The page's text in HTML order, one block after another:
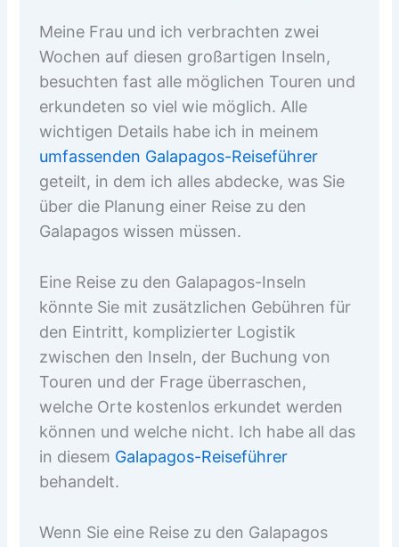
Meine Frau und ich verbrachten zwei
Wochen auf diesen großartigen Inseln,
besuchten fast alle möglichen Touren und
erkundeten so viel wie möglich. Alle
wichtigen Details habe ich in meinem
umfassenden Galapagos-Reiseführer
geteilt, in dem ich alles abdecke, was Sie
über die Planung einer Reise zu den
Galapagos wissen müssen.
Eine Reise zu den Galapagos-Inseln
könnte Sie mit zusätzlichen Gebühren für
den Eintritt, komplizierter Logistik
zwischen den Inseln, der Buchung von
Touren und der Frage überraschen,
welche Orte kostenlos erkundet werden
können und welche nicht. Ich habe all das
in diesem Galapagos-Reiseführer
behandelt.
Wenn Sie eine Reise zu den Galapagos